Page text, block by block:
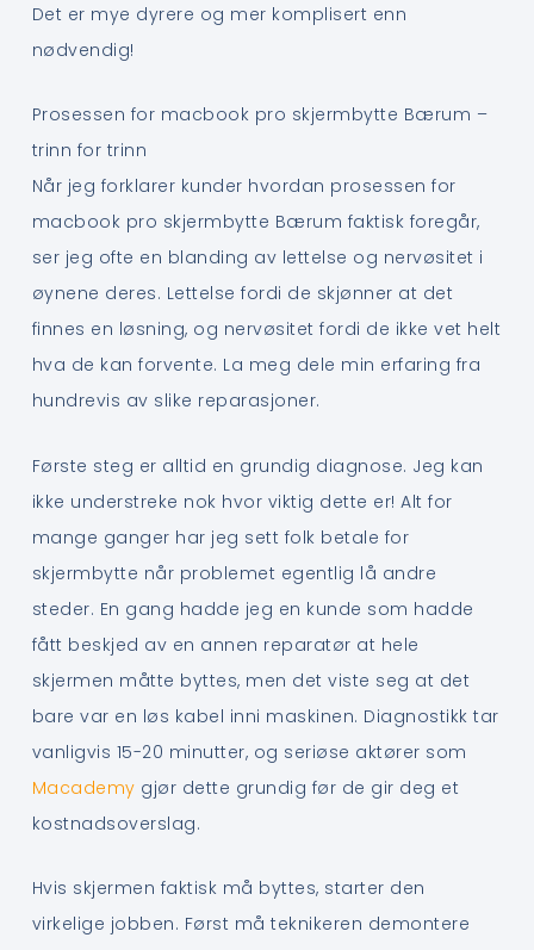
Det er mye dyrere og mer komplisert enn
nødvendig!
Prosessen for macbook pro skjermbytte Bærum –
trinn for trinn
Når jeg forklarer kunder hvordan prosessen for
macbook pro skjermbytte Bærum faktisk foregår,
ser jeg ofte en blanding av lettelse og nervøsitet i
øynene deres. Lettelse fordi de skjønner at det
finnes en løsning, og nervøsitet fordi de ikke vet helt
hva de kan forvente. La meg dele min erfaring fra
hundrevis av slike reparasjoner.
Første steg er alltid en grundig diagnose. Jeg kan
ikke understreke nok hvor viktig dette er! Alt for
mange ganger har jeg sett folk betale for
skjermbytte når problemet egentlig lå andre
steder. En gang hadde jeg en kunde som hadde
fått beskjed av en annen reparatør at hele
skjermen måtte byttes, men det viste seg at det
bare var en løs kabel inni maskinen. Diagnostikk tar
vanligvis 15-20 minutter, og seriøse aktører som
Macademy gjør dette grundig før de gir deg et
kostnadsoverslag.
Hvis skjermen faktisk må byttes, starter den
virkelige jobben. Først må teknikeren demontere